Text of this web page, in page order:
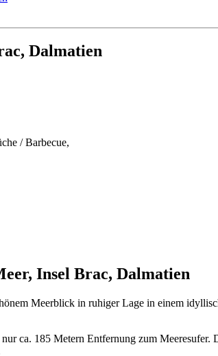
Dalmatien
/ Barbecue,
Insel Brac, Dalmatien
Meerblick in ruhiger Lage in einem
ca. 185 Metern Entfernung zum